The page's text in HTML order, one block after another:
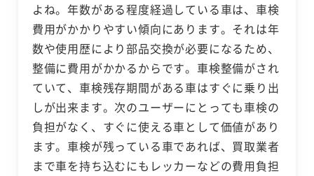
よね。年数がある程度経過している車は、車検
費用がかかりやすい傾向にあります。それは年
数や使用歴により部品交換が必要になるため、
整備に費用がかかるからです。車検整備がされ
ていて、車検残存期間がある車はすぐに乗り出
しが出来ます。次のユーザーにとっても車検の
負担がなく、すぐに使える車として価値があり
ます。車検が残っている車であれば、買取業者
まで車を持ち込むにもレッカーなどの費用負担